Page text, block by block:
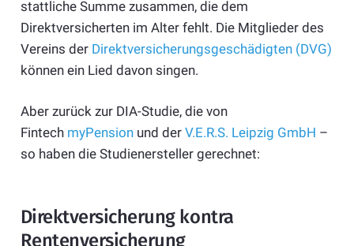
stattliche Summe zusammen, die dem
Direktversicherten im Alter fehlt. Die Mitglieder des
Vereins der Direktversicherungsgeschädigten (DVG)
können ein Lied davon singen.
Aber zurück zur DIA-Studie, die von
Fintech myPensionund der V.E.R.S. Leipzig GmbH –
so haben die Studienersteller gerechnet:
Direktversicherung kontra
Rentenversicherung